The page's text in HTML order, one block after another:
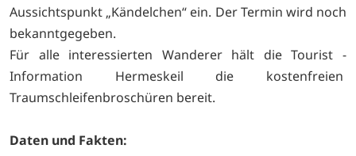
Aussichtspunkt „Kändelchen“ ein. Der Termin wird noch
bekanntgegeben.
Für alle interessierten Wanderer hält die Tourist -
Information Hermeskeil die kostenfreien
Traumschleifenbroschüren bereit.
Daten und Fakten: